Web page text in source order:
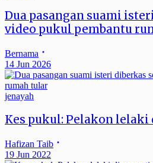
Dua pasangan suami
video pukul pembantu
Bernama
14 Jun 2026
jenayah
Kes pukul: Pelakon
Hafizan Taib
19 Jun 2022